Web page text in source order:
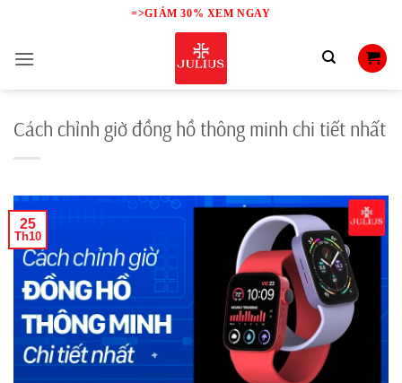
content
=>GIẢM 30% XEM NGAY
Cách chỉnh giờ đồng hồ thông minh chi tiết nhất
25
Th10